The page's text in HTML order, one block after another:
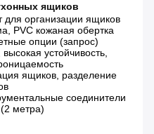
ящиков
для организации ящиков
PVC кожаная обертка
опции (запрос)
высокая устойчивость,
ящиков, разделение
соединители
метра)